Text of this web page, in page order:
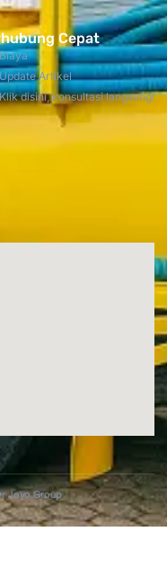
Cepat
Artikel
disini, konsultasi langsung!
Joyo Group